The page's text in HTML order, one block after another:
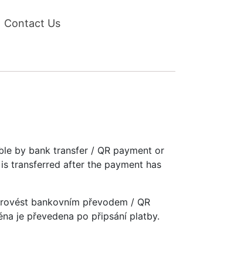
Contact Us
by bank transfer / QR payment or
transferred after the payment has
bankovním převodem / QR
je převedena po připsání platby.